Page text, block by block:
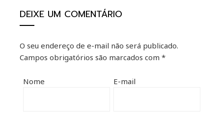
DEIXE UM COMENTÁRIO
O seu endereço de e-mail não será publicado.
Campos obrigatórios são marcados com *
Nome E-mail